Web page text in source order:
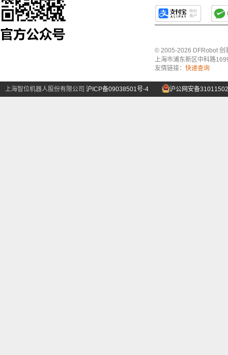
© 2005-2026 DFRobot 创
上海市浦东新区中科路
友情链接： 快递查询
上海智位机器人股份有限公司 沪ICP备09038501号-4 沪公网安备